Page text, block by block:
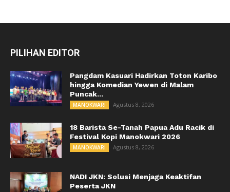
PILIHAN EDITOR
Pangdam Kasuari Hadirkan Toton Karibo
hingga Komedian Yewen di Malam
Puncak...
MANOKWARI Agustus 8, 2026
18 Barista Se-Tanah Papua Adu Racik di
Festival Kopi Manokwari 2026
MANOKWARI Agustus 8, 2026
NADI JKN: Solusi Menjaga Keaktifan
Peserta JKN